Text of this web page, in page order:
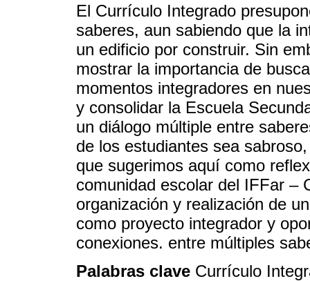
El Currículo Integrado
saberes, aun sabiendo que la
un edificio por construir. Sin
mostrar la importancia de
momentos integradores en
y consolidar la Escuela
un diálogo múltiple entre
de los estudiantes sea
que sugerimos aquí como
comunidad escolar del IFFar –
organización y realización de
como proyecto integrador y
conexiones. entre múltiples
Palabras clave Currículo